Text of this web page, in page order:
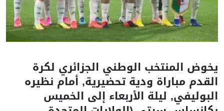
يخوض المنتخب الوطني الجزائري لكرة
القدم مباراة ودية تحضيرية, أمام نظيره
البوليفي, ليلة الأربعاء إلى الخميس